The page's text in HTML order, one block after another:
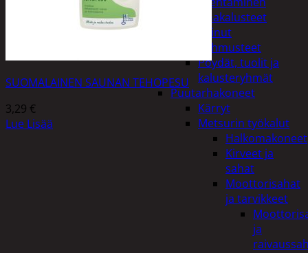
Puutarhakalusteet
Keinut
Pehmusteet
Pöydät, tuolit ja
kalusteryhmät
Puutarhakoneet
Kärryt
Metsurin työkalut
Halkomakoneet
Kirveet ja
sahat
Moottorisahat
ja tarvikkeet
ja
SUOMALAINEN SAUNAN TEHOPESU
3,29 €
Lue Lisää